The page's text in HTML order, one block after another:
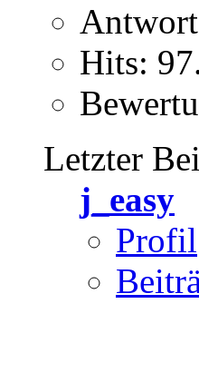
Hits:
Letzter
j_easy
Profil